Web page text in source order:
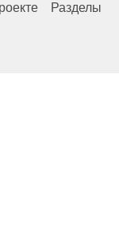
Разделы